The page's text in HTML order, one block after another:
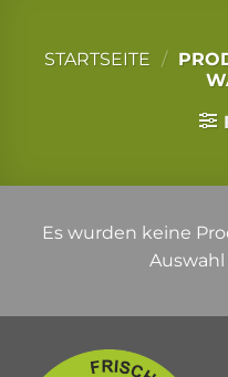
STARTSEITE /
Es wurden keine